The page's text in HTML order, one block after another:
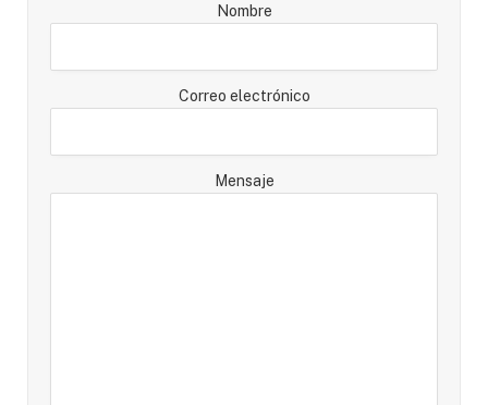
Nombre
Correo electrónico
Mensaje